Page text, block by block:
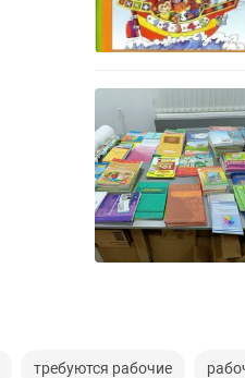
требуются рабочие